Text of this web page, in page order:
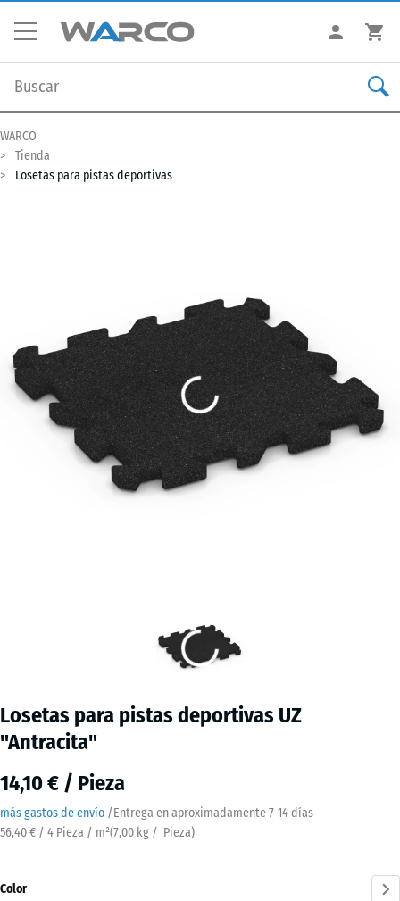
WARCO
Tienda
Losetas para pistas deportivas
Losetas para pistas deportivas UZ
"Antracita"
14,10 € / Pieza
más gastos de envío /Entrega en aproximadamente7-14 días
56,40 € / 4 Pieza / m²(7,00 kg / Pieza)
Color